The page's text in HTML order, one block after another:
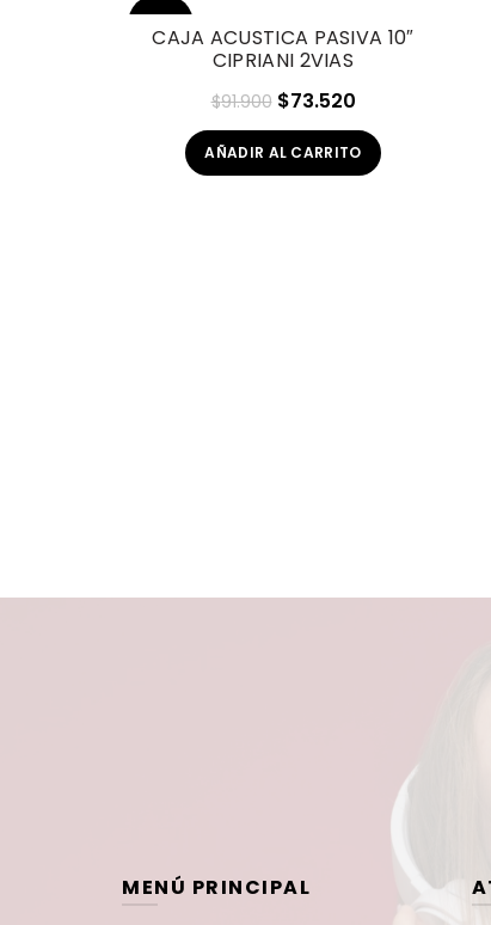
CAJA ACUSTICA PASIVA 10″
CIPRIANI 2VIAS
$91.900 El
precio
original
$73.520El
precio
actual
AÑADIR AL CARRITO
MENÚ PRINCIPAL